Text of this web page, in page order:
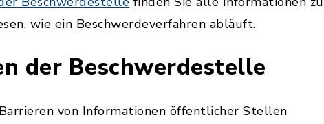
wie ein Beschwerdeverfahren abläuft.
der Beschwerdestelle
von Informationen öffentlicher Stellen